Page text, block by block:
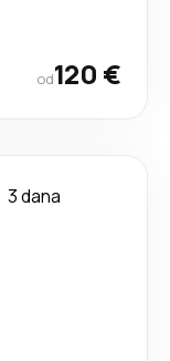
od120 €
3 dana